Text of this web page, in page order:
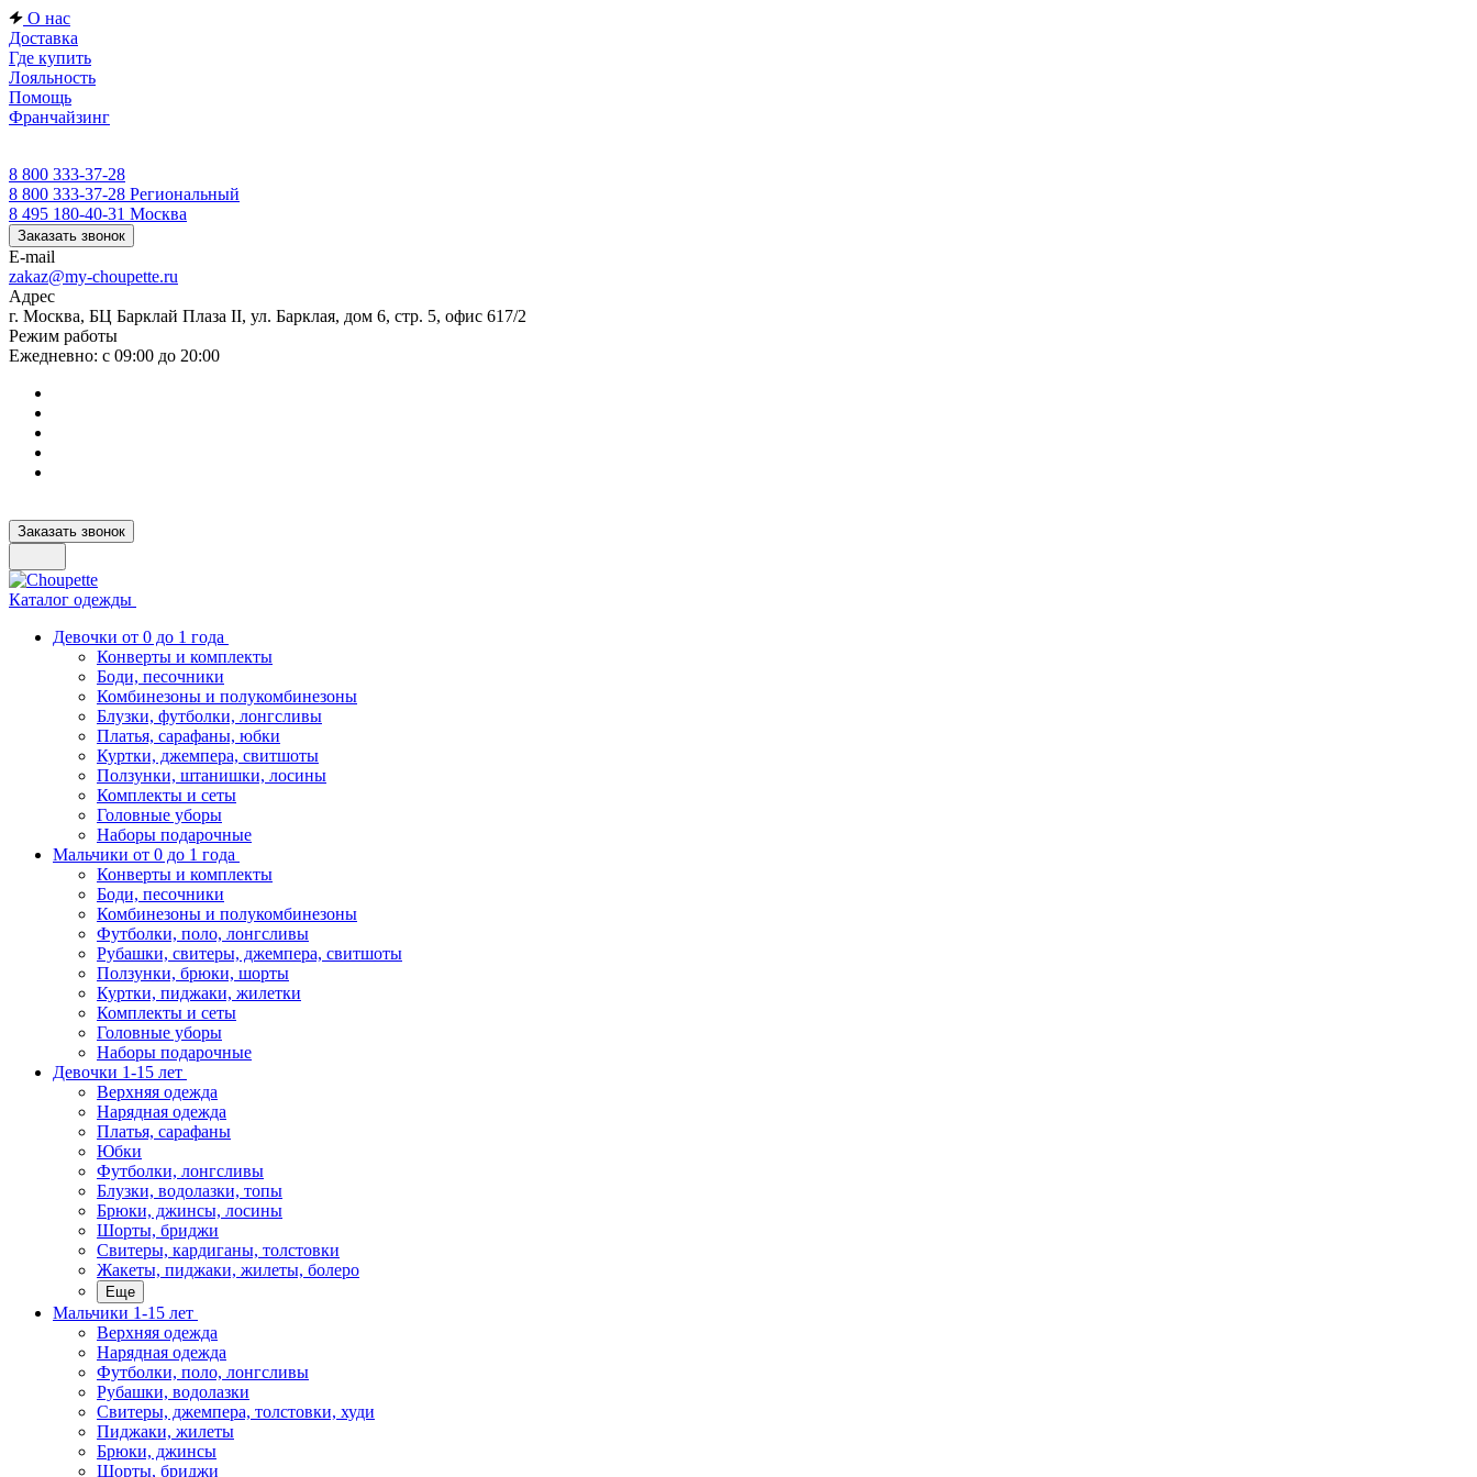
О нас
Доставка
Где купить
Лояльность
Помощь
Франчайзинг
8 800 333-37-28
8 800 333-37-28 Региональный
8 495 180-40-31 Москва
Заказать звонок
E-mail
zakaz@my-choupette.ru
Адрес
г. Москва, БЦ Барклай Плаза II, ул. Барклая, дом 6, стр. 5, офис 617/2
Режим работы
Ежедневно: с 09:00 до 20:00
Заказать звонок
Каталог одежды
Девочки от 0 до 1 года
Конверты и комплекты
Боди, песочники
Комбинезоны и полукомбинезоны
Блузки, футболки, лонгсливы
Платья, сарафаны, юбки
Куртки, джемпера, свитшоты
Ползунки, штанишки, лосины
Комплекты и сеты
Головные уборы
Наборы подарочные
Мальчики от 0 до 1 года
Конверты и комплекты
Боди, песочники
Комбинезоны и полукомбинезоны
Футболки, поло, лонгсливы
Рубашки, свитеры, джемпера, свитшоты
Ползунки, брюки, шорты
Куртки, пиджаки, жилетки
Комплекты и сеты
Головные уборы
Наборы подарочные
Девочки 1-15 лет
Верхняя одежда
Нарядная одежда
Платья, сарафаны
Юбки
Футболки, лонгсливы
Блузки, водолазки, топы
Брюки, джинсы, лосины
Шорты, бриджи
Свитеры, кардиганы, толстовки
Жакеты, пиджаки, жилеты, болеро
Еще
Мальчики 1-15 лет
Верхняя одежда
Нарядная одежда
Футболки, поло, лонгсливы
Рубашки, водолазки
Свитеры, джемпера, толстовки, худи
Пиджаки, жилеты
Брюки, джинсы
Шорты, бриджи